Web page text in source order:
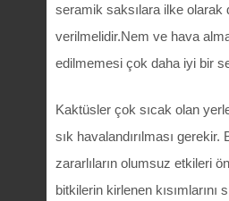
seramik saksılara ilke olarak
verilmelidir.Nem ve hava
edilmemesi çok daha iyi bir
Kaktüsler çok sıcak olan
sık havalandırılması
zararlıların olumsuz etkileri
bitkilerin kirlenen kısımlarını